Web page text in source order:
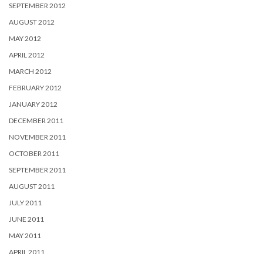
SEPTEMBER 2012
AUGUST 2012
MAY 2012
APRIL 2012
MARCH 2012
FEBRUARY 2012
JANUARY 2012
DECEMBER 2011
NOVEMBER 2011
OCTOBER 2011
SEPTEMBER 2011
AUGUST 2011
JULY 2011
JUNE 2011
MAY 2011
APRIL 2011